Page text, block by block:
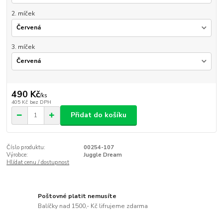
2. míček
3. míček
490 Kč/ks
405 Kč bez DPH
Přidat do košíku
Číslo produktu:
00254-107
Výrobce:
Juggle Dream
Hlídat cenu / dostupnost
Poštovné platit nemusíte
Balíčky nad 1500,- Kč lifrujeme zdarma